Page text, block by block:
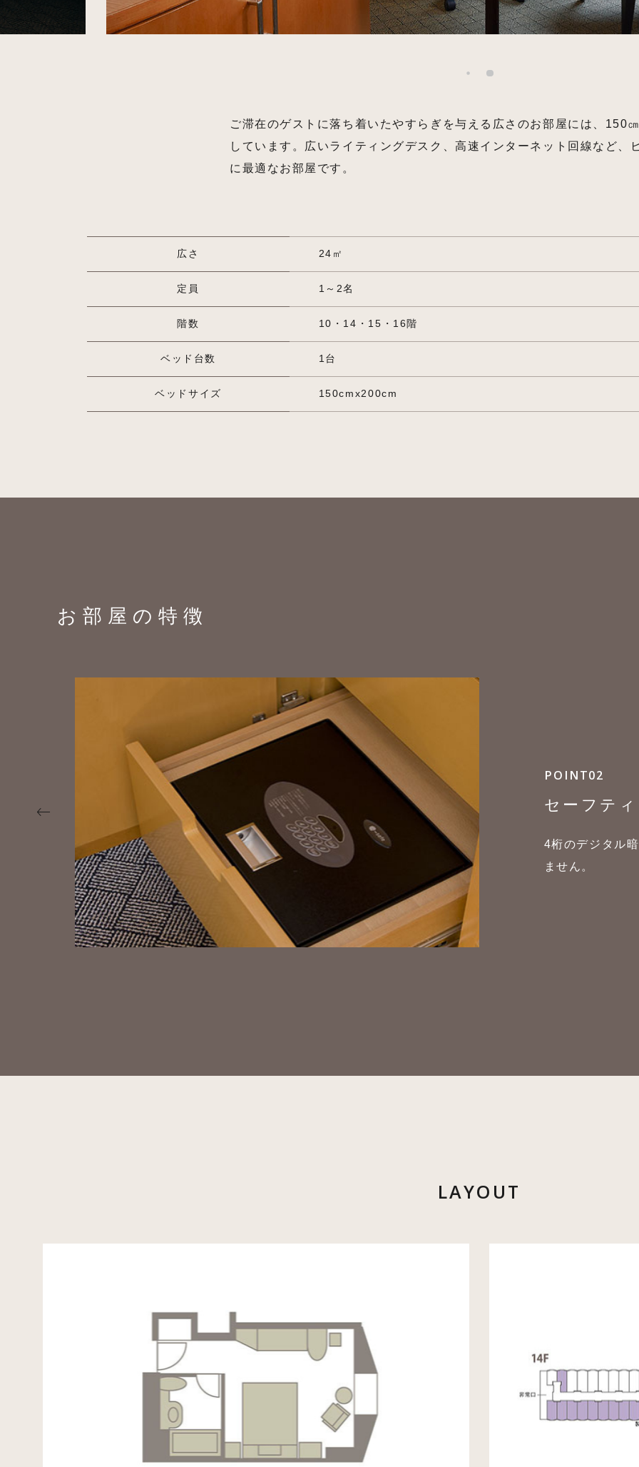
ご滞在のゲストに落ち着いたやすらぎを与える広さのお部屋には、150
しています。広いライティングデスク、高速インターネット回線など、
に最適なお部屋です。
広さ 24㎡
定員 1～2名
階数 10・14・15・16階
ベッド台数 1台
ベッドサイズ 150cmx200cm
お部屋の特徴
POINT02
セーフテ
4桁のデジタル
ません。
LAYOUT